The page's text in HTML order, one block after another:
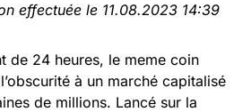
effectuée le 11.08.2023 14:39
de 24 heures, le meme coin
à un marché capitalisé
de millions. Lancé sur la